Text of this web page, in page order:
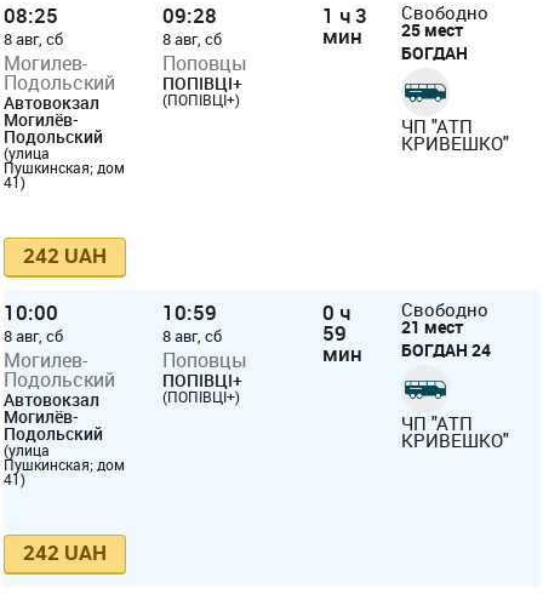
08:25
8 авг, сб
Могилев-
Подольский
Автовокзал
Могилёв-
Подольский
(улица
Пушкинская; дом
41)
09:28
8 авг, сб
Поповцы
ПОПІВЦІ+
(ПОПІВЦІ+)
1 ч 3
мин
Свободно
25 мест
БОГДАН
ЧП "АТП
КРИВЕШКО"
242 UAH
10:00
8 авг, сб
Могилев-
Подольский
Автовокзал
Могилёв-
Подольский
(улица
Пушкинская; дом
41)
10:59
8 авг, сб
Поповцы
ПОПІВЦІ+
(ПОПІВЦІ+)
0 ч
59
мин
Свободно
21 мест
БОГДАН 24
ЧП "АТП
КРИВЕШКО"
242 UAH